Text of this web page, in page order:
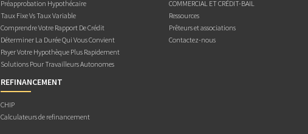
Préapprobation Hypothécaire
Taux Fixe Vs Taux Variable
Comprendre Votre Rapport De Crédit
Déterminer La Durée Qui Vous Convient
Payer Votre Hypothèque Plus Rapidement
Solutions Pour Travailleurs Autonomes
REFINANCEMENT
CHIP
Calculateurs de refinancement
COMMERCIAL ET CRÉDIT-BAIL
Ressources
Prêteurs et associations
Contactez-nous